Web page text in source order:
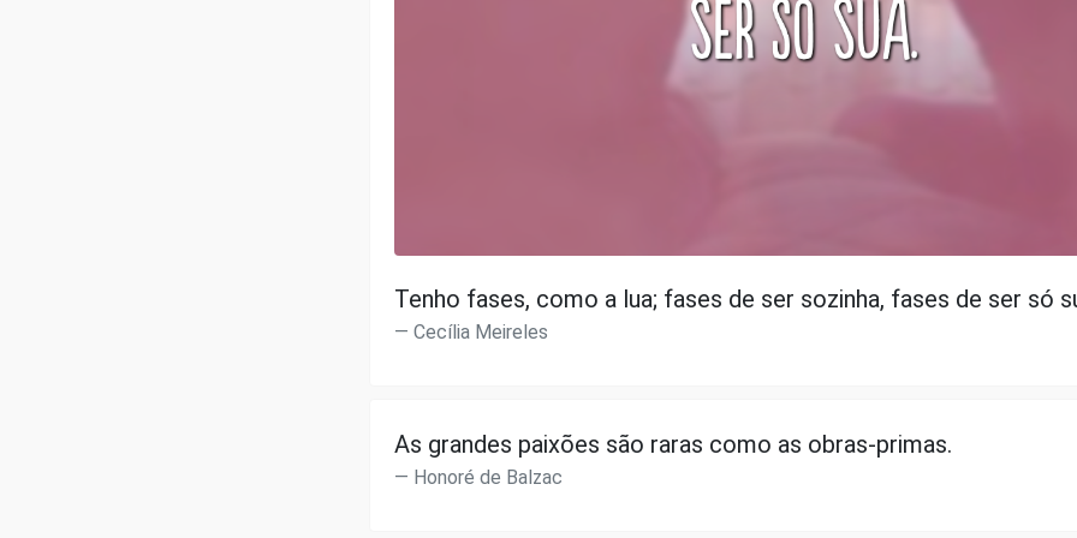
Tenho fases, como a lua; fases de ser sozinha, fases de ser só
Cecília Meireles
As grandes paixões são raras como as obras-primas.
Honoré de Balzac